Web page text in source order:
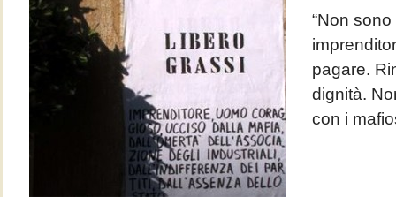
“Non
pagare.
dignità.
con i